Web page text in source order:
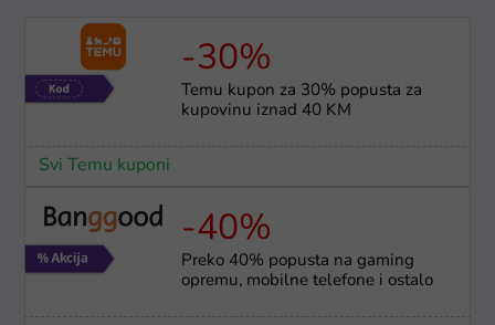
-30%
Temu kupon za 30% popusta za
kupovinu iznad 40 KM
Svi Temu kuponi
-40%
Preko 40% popusta na gaming
opremu, mobilne telefone i ostalo